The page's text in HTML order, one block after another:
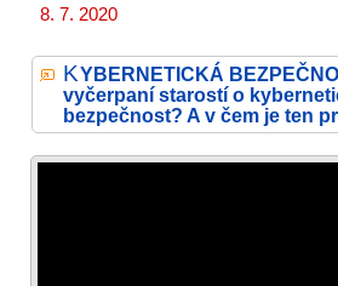
8. 7. 2020
KYBERNETICKÁ
vyčerpaní starostí o
bezpečnost? A v čem je ten